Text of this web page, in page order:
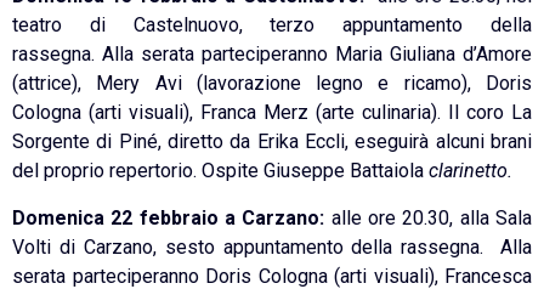
teatro di Castelnuovo, terzo appuntamento della
rassegna. Alla serata parteciperanno Maria Giuliana d’Amore
(attrice), Mery Avi (lavorazione legno e ricamo), Doris
Cologna (arti visuali), Franca Merz (arte culinaria). Il coro La
Sorgente di Piné, diretto da Erika Eccli, eseguirà alcuni brani
del proprio repertorio. Ospite Giuseppe Battaiola clarinetto.
Domenica 22 febbraio a Carzano: alle ore 20.30, alla Sala
Volti di Carzano, sesto appuntamento della rassegna. Alla
serata parteciperanno Doris Cologna (arti visuali), Francesca